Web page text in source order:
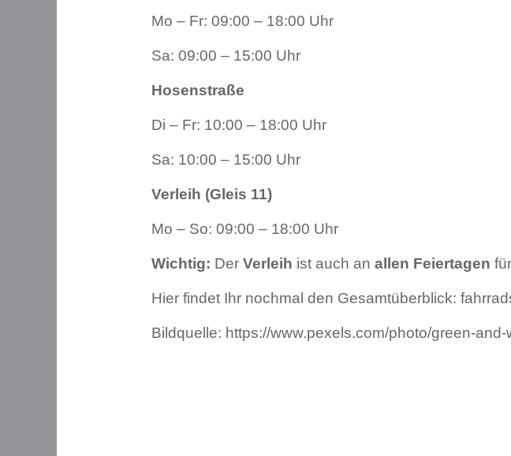
Mo – Fr: 09:00 – 18:00 Uhr
Sa: 09:00 – 15:00 Uhr
Hosenstraße
Di – Fr: 10:00 – 18:00 Uhr
Sa: 10:00 – 15:00 Uhr
Verleih (Gleis 11)
Mo – So: 09:00 – 18:00 Uhr
Wichtig: Der Verleih ist auch an allen Feiertagen
Hier findet Ihr nochmal den Gesamtüberblick:
Bildquelle: https://www.pexels.com/photo/green-